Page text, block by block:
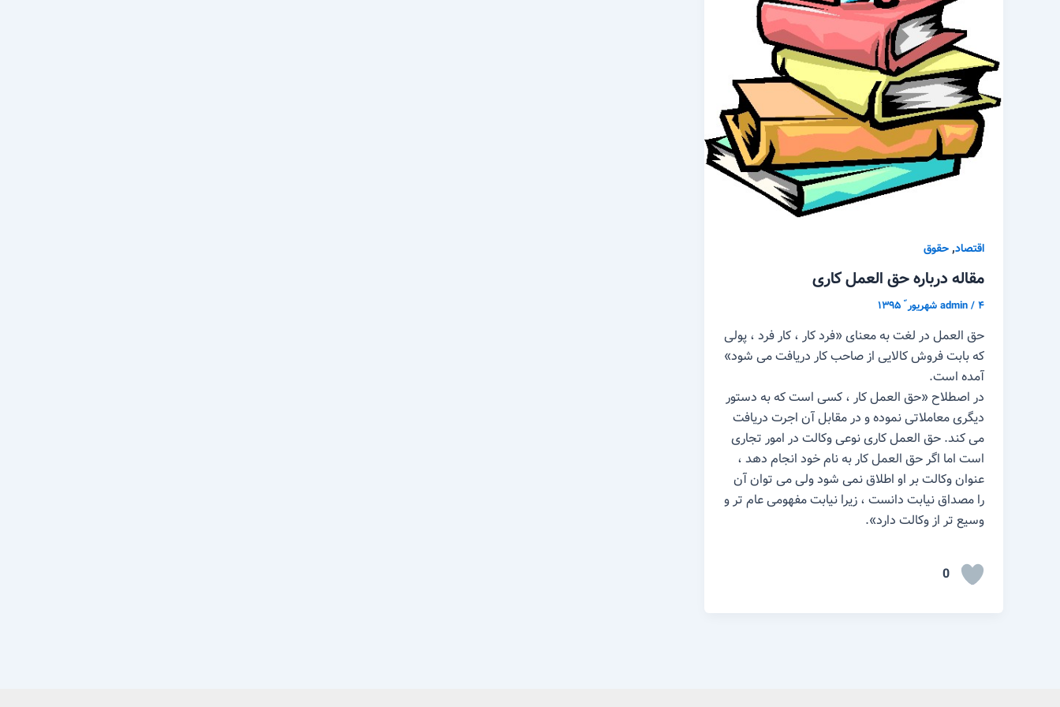
اقتصاد,حقوق
مقاله درباره حق العمل کاری
admin/۴ شهریور ّ ۱۳۹۵
حق العمل در لغت به معنای «فرد کار ، کار فرد ، پولی
که بابت فروش کالایی از صاحب کار دریافت می شود»
آمده است.
در اصطلاح «حق العمل کار ، کسی است که به دستور
دیگری معاملاتی نموده و در مقابل آن اجرت دریافت
می کند. حق العمل کاری نوعی وکالت در امور تجاری
است اما اگر حق العمل کار به نام خود انجام دهد ،
عنوان وکالت بر او اطلاق نمی شود ولی می توان آن
را مصداق نیابت دانست ، زیرا نیابت مفهومی عام تر و
وسیع تر از وکالت دارد».
0